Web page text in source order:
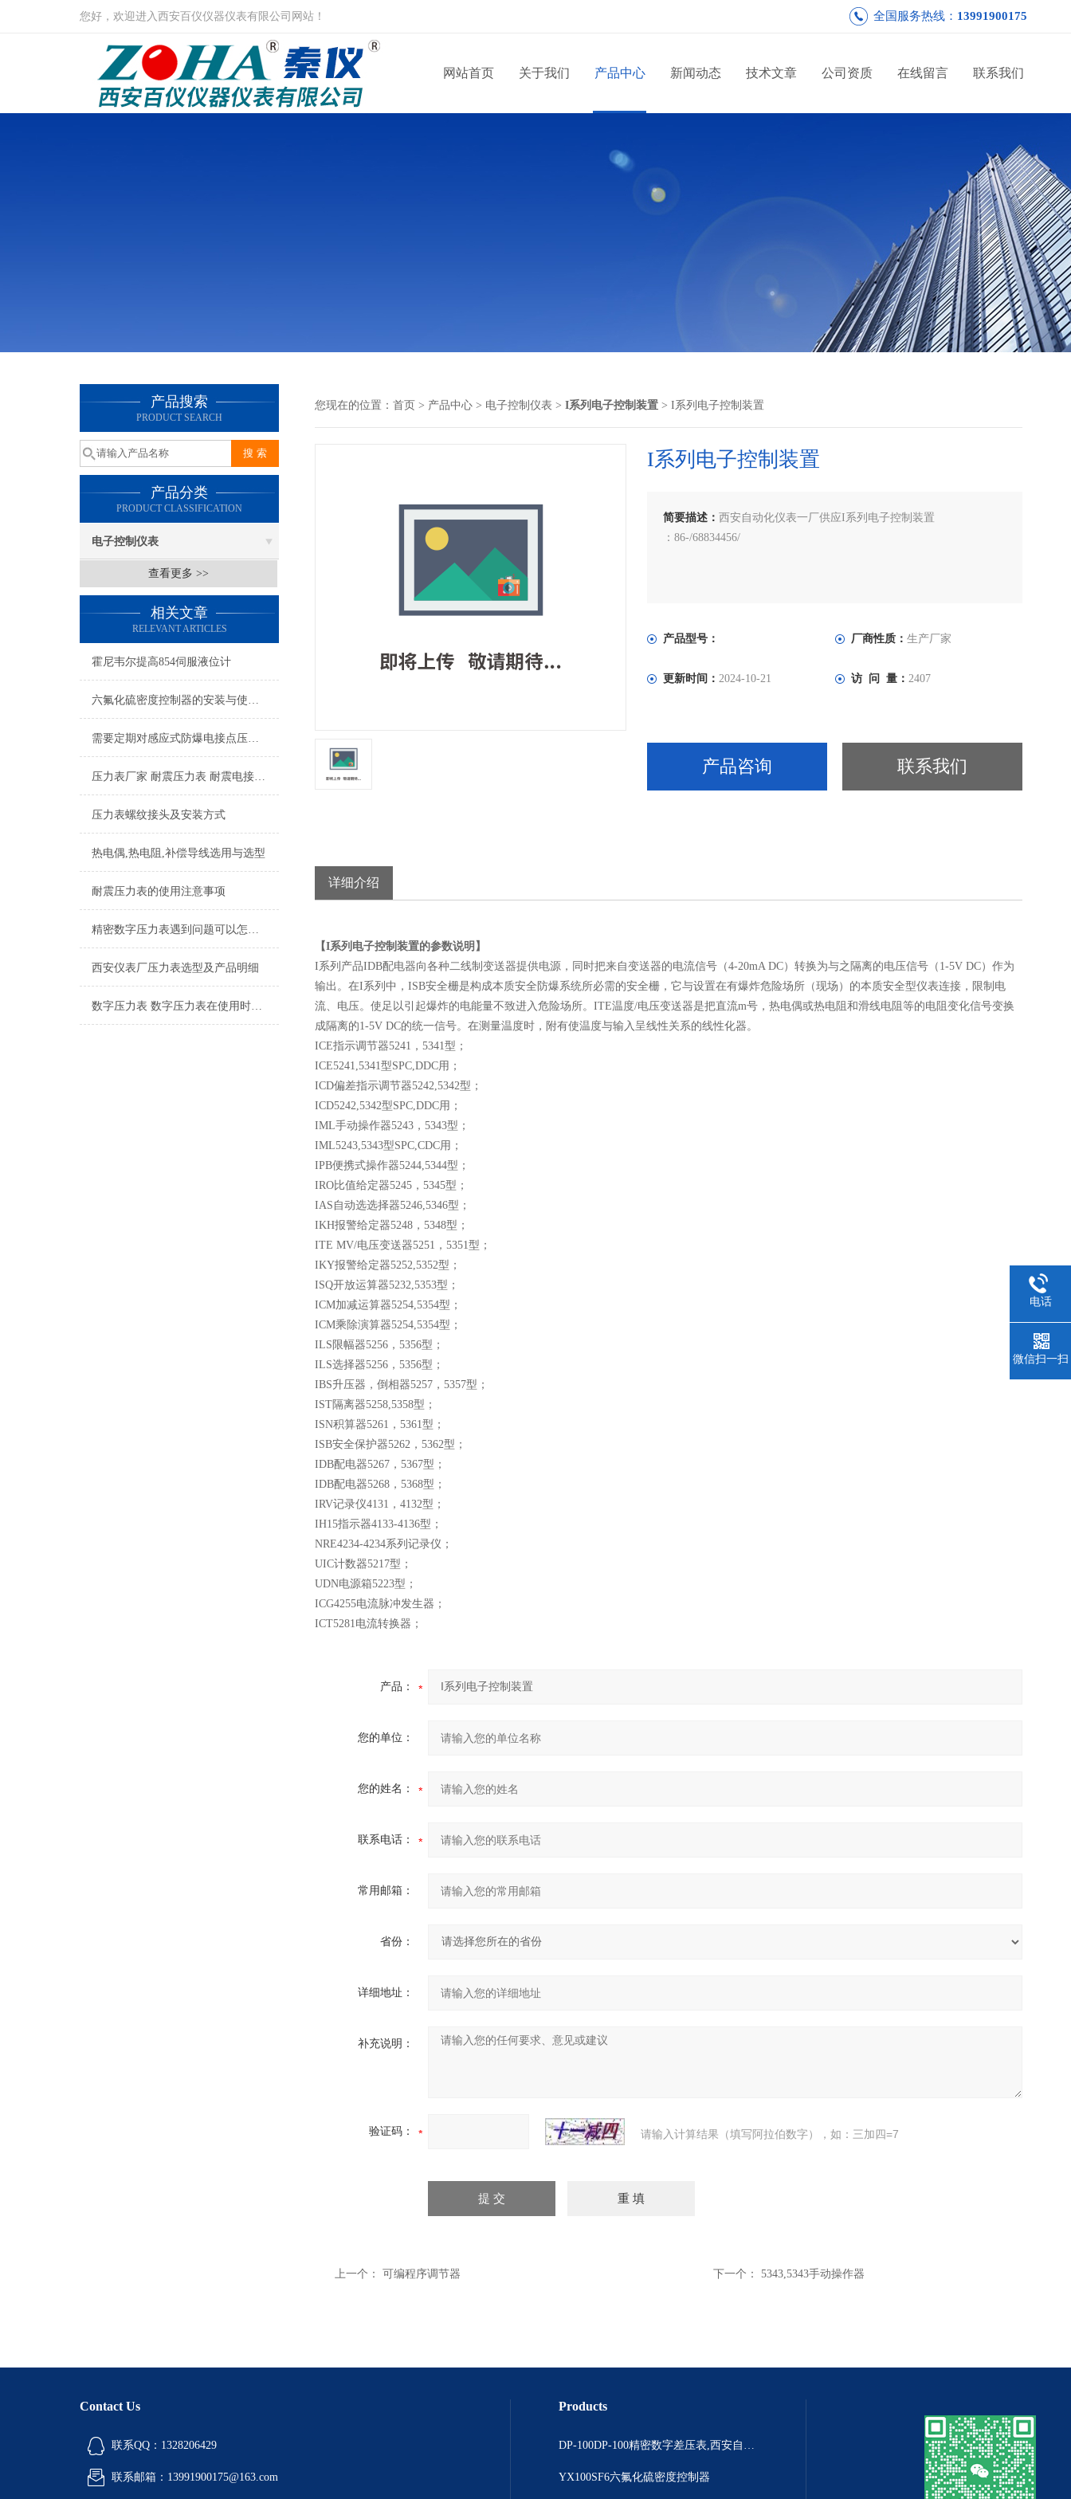
您好，欢迎进入西安百仪仪器仪表有限公司网站！ 全国服务热线： 13991900175
网站首页 关于我们 产品中心 新闻动态 技术文章 公司资质 在线留言 联系我们
产品搜索
PRODUCT SEARCH
产品分类
PRODUCT CLASSIFICATION
电子控制仪表
查看更多 >>
相关文章
RELEVANT ARTICLES
霍尼韦尔提高854伺服液位计
六氟化硫密度控制器的安装与使用过程是至关重要的
需要定期对感应式防爆电接点压力表进行检修维护
压力表厂家 耐震压力表 耐震电接点压力表 隔膜压力表
压力表螺纹接头及安装方式
热电偶,热电阻,补偿导线选用与选型
耐震压力表的使用注意事项
精密数字压力表遇到问题可以怎么样处理
西安仪表厂压力表选型及产品明细
数字压力表 数字压力表在使用时应注意的地方
您现在的位置： 首页 > 产品中心 > 电子控制仪表 > I系列电子控制装置 > I系列电子控制装置
I系列电子控制装置
简要描述： 西安自动化仪表一厂供应I系列电子控制装置
：86-/68834456/
产品型号： 厂商性质： 生产厂家
更新时间：2024-10-21 访 问 量： 2407
产品咨询 联系我们
详细介绍
【I系列电子控制装置的参数说明】
I系列产品IDB配电器向各种二线制变送器提供电源，同时把来自变送器的电流信号（4-20mA DC）转换为与之隔离的电压信号（1-5V DC）作为
输出。在I系列中，ISB安全栅是构成本质安全防爆系统所必需的安全栅，它与设置在有爆炸危险场所（现场）的本质安全型仪表连接，限制电
流、电压。使足以引起爆炸的电能量不致进入危险场所。ITE温度/电压变送器是把直流m号，热电偶或热电阻和滑线电阻等的电阻变化信号变换
成隔离的1-5V DC的统一信号。在测量温度时，附有使温度与输入呈线性关系的线性化器。
ICE指示调节器5241，5341型；
ICE5241,5341型SPC,DDC用；
ICD偏差指示调节器5242,5342型；
ICD5242,5342型SPC,DDC用；
IML手动操作器5243，5343型；
IML5243,5343型SPC,CDC用；
IPB便携式操作器5244,5344型；
IRO比值给定器5245，5345型；
IAS自动选选择器5246,5346型；
IKH报警给定器5248，5348型；
ITE MV/电压变送器5251，5351型；
IKY报警给定器5252,5352型；
ISQ开放运算器5232,5353型；
ICM加减运算器5254,5354型；
ICM乘除演算器5254,5354型；
ILS限幅器5256，5356型；
ILS选择器5256，5356型；
IBS升压器，倒相器5257，5357型；
IST隔离器5258,5358型；
ISN积算器5261，5361型；
ISB安全保护器5262，5362型；
IDB配电器5267，5367型；
IDB配电器5268，5368型；
IRV记录仪4131，4132型；
IH15指示器4133-4136型；
NRE4234-4234系列记录仪；
UIC计数器5217型；
UDN电源箱5223型；
ICG4255电流脉冲发生器；
ICT5281电流转换器；
产品：
您的单位：
您的姓名：
联系电话：
常用邮箱：
省份：
详细地址：
补充说明：
验证码： 请输入计算结果（填写阿拉伯数字），如：三加四=7
上一个： 可编程序调节器 下一个： 5343,5343手动操作器
Contact Us
联系QQ：1328206429
联系邮箱：13991900175@163.com
Products
DP-100DP-100精密数字差压表,西安自动化仪表一厂 数字压力表
YX100SF6六氟化硫密度控制器
电话
微信扫一扫